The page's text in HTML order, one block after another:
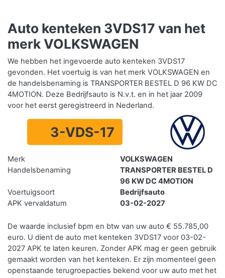
Auto kenteken 3VDS17 van het
merk VOLKSWAGEN
We hebben het ingevoerde auto kenteken 3VDS17
gevonden. Het voertuig is van het merk VOLKSWAGEN en
de handelsbenaming is TRANSPORTER BESTEL D 96 KW DC
4MOTION. Deze Bedrijfsauto is N.v.t. en in het jaar 2009
voor het eerst geregistreerd in Nederland.
3-VDS-17
Merk
VOLKSWAGEN
Handelsbenaming
TRANSPORTER BESTEL D
96 KW DC 4MOTION
Voertuigsoort
Bedrijfsauto
APK vervaldatum
03-02-2027
De waarde inclusief bpm en btw van uw auto € 55.785,00
euro. U dient de auto met kenteken 3VDS17 voor 03-02-
2027 APK te laten keuren. Zonder APK mag er geen gebruik
gemaakt worden van het kenteken. Er zijn momenteel geen
openstaande terugroepacties bekend voor uw auto met het